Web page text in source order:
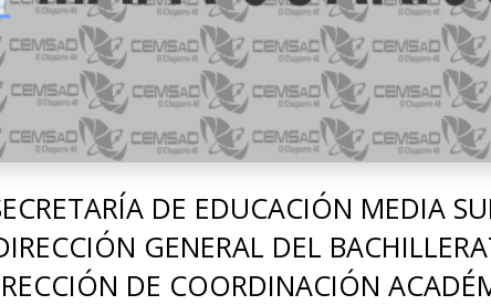
DE EDUCACIÓN MEDIA
GENERAL DEL
DE COORDINACIÓN